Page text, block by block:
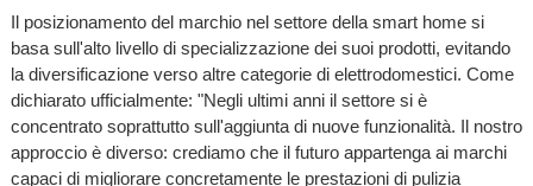
Il posizionamento del marchio nel settore della smart home si
basa sull'alto livello di specializzazione dei suoi prodotti, evitando
la diversificazione verso altre categorie di elettrodomestici. Come
dichiarato ufficialmente: "Negli ultimi anni il settore si è
concentrato soprattutto sull'aggiunta di nuove funzionalità. Il nostro
approccio è diverso: crediamo che il futuro appartenga ai marchi
capaci di migliorare concretamente le prestazioni di pulizia